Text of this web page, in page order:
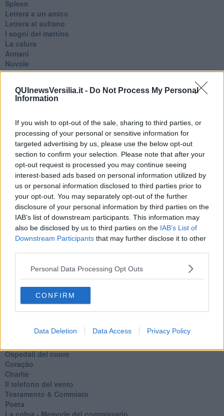
QUInewsVersilia.it - Do Not Process My Personal
Information
If you wish to opt-out of the sale, sharing to third parties, or
processing of your personal or sensitive information for
targeted advertising by us, please use the below opt-out
section to confirm your selection. Please note that after your
opt-out request is processed you may continue seeing
interest-based ads based on personal information utilized by
us or personal information disclosed to third parties prior to
your opt-out. You may separately opt-out of the further
disclosure of your personal information by third parties on the
IAB’s list of downstream participants. This information may
also be disclosed by us to third parties on the IAB’s List of
Downstream Participants that may further disclose it to other
Personal Data Processing Opt Outs
CONFIRM
Data Deletion Data Access Privacy Policy
Spleen
Lettera a un amico
Lettera al sultano
I sogni del mattino
La calura
Armani
Nuvole
Via Firenze
Tristezza
I libri
Passo a due
Vivere
Prima di andare via
Triage
Persona
Relitti
Lucio
PRIMO
Sogni & incubi
Accidenti all’amore
Protezione civile
Walter
Appunti per l'inverno
Il muro di Baj
La tempesta e altro
Parole
Amarezza
Ospedali del cuore
Coraçào
Charlie
Il telefono del vento
Testamento & Commiato
Poeta
​La colpa - Memorie del commissario